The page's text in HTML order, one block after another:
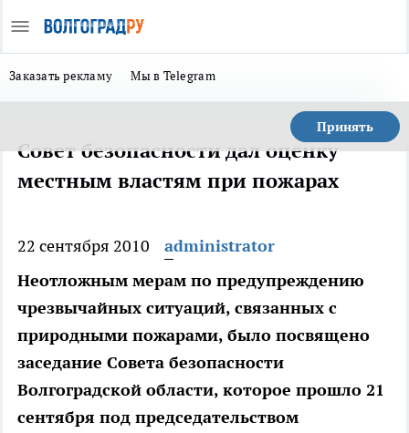
Заказать рекламу Мы в Telegram
Принять
Совет безопасности дал оценку
местным властям при пожарах
22 сентября 2010
administrator
Неотложным мерам по предупреждению
чрезвычайных ситуаций, связанных с
природными пожарами, было посвящено
заседание Совета безопасности
Волгоградской области, которое прошло 21
сентября под председательством